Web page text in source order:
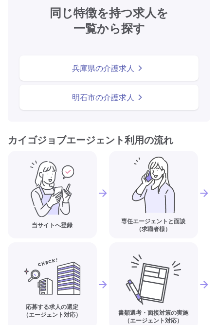
同じ特徴を持つ求人を
一覧から探す
兵庫県の介護求人
明石市の介護求人
カイゴジョブエージェント利用の流れ
当サイトへ登録
専任エージェントと面談
（求職者様）
応募する求人の選定
（エージェント対応）
書類選考・面接対策の実施
（エージェント対応）